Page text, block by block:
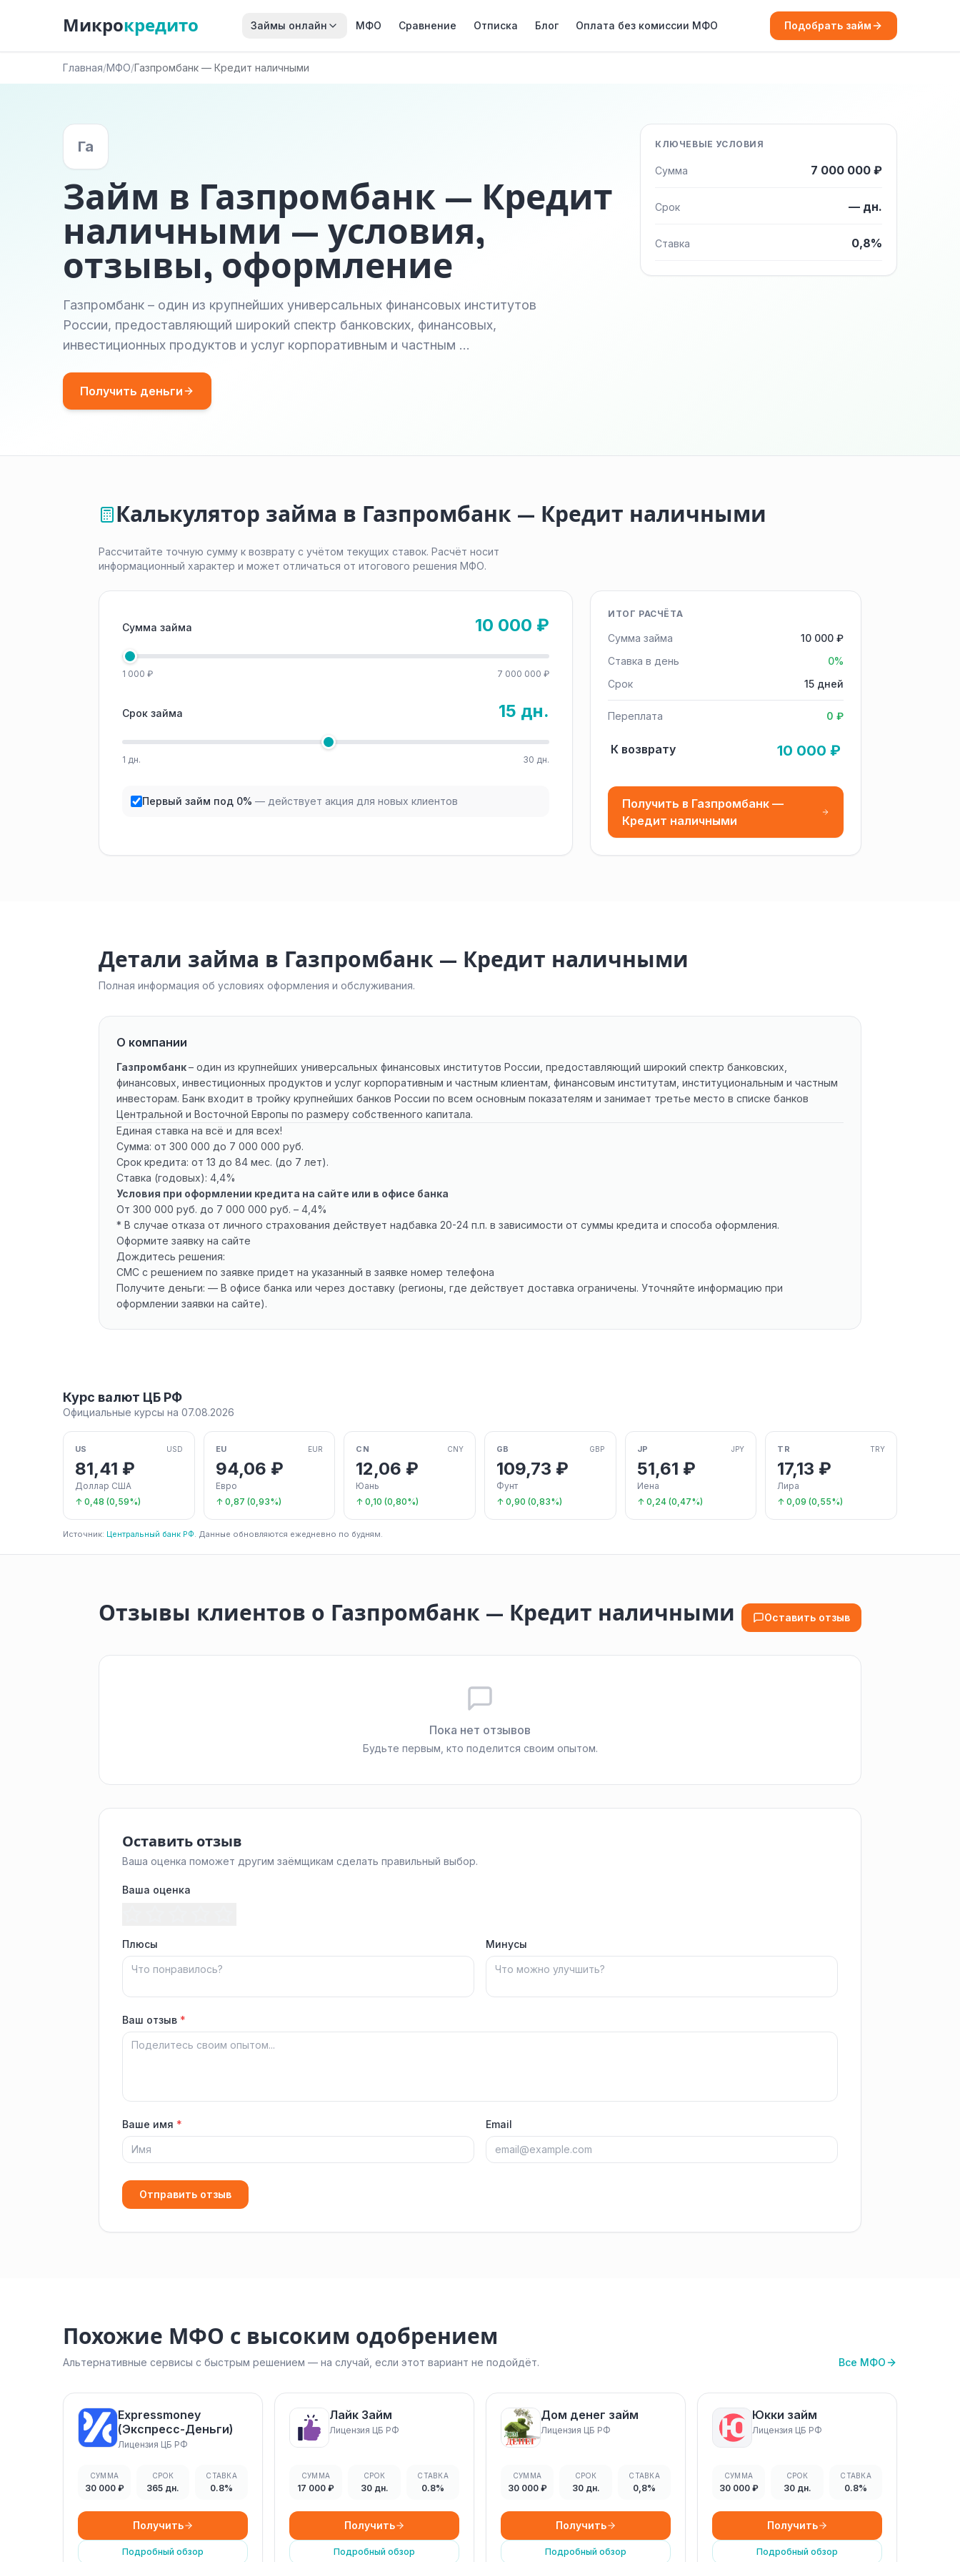
Микрокредито Займы онлайн МФО Сравнение Отписка Блог Оплата без комиссии МФО Подобрать займ
Главная/МФО/Газпромбанк — Кредит наличными
Га
Займ в Газпромбанк — Кредит
наличными — условия,
отзывы, оформление
Газпромбанк – один из крупнейших универсальных финансовых институтов
России, предоставляющий широкий спектр банковских, финансовых,
инвестиционных продуктов и услуг корпоративным и частным …
Получить деньги
КЛЮЧЕВЫЕ УСЛОВИЯ
Сумма 7 000 000 ₽
Срок — дн.
Ставка 0,8%
Калькулятор займа в Газпромбанк — Кредит наличными
Рассчитайте точную сумму к возврату с учётом текущих ставок. Расчёт носит
информационный характер и может отличаться от итогового решения МФО.
Сумма займа 10 000 ₽
1 000 ₽ 7 000 000 ₽
Срок займа 15 дн.
1 дн. 30 дн.
Первый займ под 0% — действует акция для новых клиентов
ИТОГ РАСЧЁТА
Сумма займа
10 000 ₽
Ставка в день
0%
Срок
15 дней
Переплата 0 ₽
К возврату 10 000 ₽
Получить в Газпромбанк —
Кредит наличными
Детали займа в Газпромбанк — Кредит наличными
Полная информация об условиях оформления и обслуживания.
О компании
Газпромбанк– один из крупнейших универсальных финансовых институтов России, предоставляющий широкий спектр банковских,
финансовых, инвестиционных продуктов и услуг корпоративным и частным клиентам, финансовым институтам, институциональным и частным
инвесторам. Банк входит в тройку крупнейших банков России по всем основным показателям и занимает третье место в списке банков
Центральной и Восточной Европы по размеру собственного капитала.
Единая ставка на всё и для всех!
Сумма: от 300 000 до 7 000 000 руб.
Срок кредита: от 13 до 84 мес. (до 7 лет).
Ставка (годовых): 4,4%
Условия при оформлении кредита на сайте или в офисе банка
От 300 000 руб. до 7 000 000 руб. – 4,4%
* В случае отказа от личного страхования действует надбавка 20-24 п.п. в зависимости от суммы кредита и способа оформления.
Оформите заявку на сайте
Дождитесь решения:
СМС с решением по заявке придет на указанный в заявке номер телефона
Получите деньги: — В офисе банка или через доставку (регионы, где действует доставка ограничены. Уточняйте информацию при
оформлении заявки на сайте).
Курс валют ЦБ РФ
Официальные курсы на 07.08.2026
US USD
81,41 ₽
Доллар США
↑ 0,48 (0,59%)
EU EUR
94,06 ₽
Евро
↑ 0,87 (0,93%)
CN CNY
12,06 ₽
Юань
↑ 0,10 (0,80%)
GB GBP
109,73 ₽
Фунт
↑ 0,90 (0,83%)
JP JPY
51,61 ₽
Иена
↑ 0,24 (0,47%)
TR TRY
17,13 ₽
Лира
↑ 0,09 (0,55%)
Источник: Центральный банк РФ. Данные обновляются ежедневно по будням.
Отзывы клиентов о Газпромбанк — Кредит наличными Оставить отзыв
Пока нет отзывов
Будьте первым, кто поделится своим опытом.
Оставить отзыв
Ваша оценка поможет другим заёмщикам сделать правильный выбор.
Ваша оценка
Плюсы Минусы
Ваш отзыв *
Ваше имя * Email
Отправить отзыв
Похожие МФО с высоким одобрением
Альтернативные сервисы с быстрым решением — на случай, если этот вариант не подойдёт. Все МФО
Expressmoney
(Экспресс-Деньги)
Лицензия ЦБ РФ
СУММА
30 000 ₽
СРОК
365 дн.
СТАВКА
0.8%
Получить
Подробный обзор
Лайк Займ
Лицензия ЦБ РФ
СУММА
17 000 ₽
СРОК
30 дн.
СТАВКА
0.8%
Получить
Подробный обзор
Дом денег займ
Лицензия ЦБ РФ
СУММА
30 000 ₽
СРОК
30 дн.
СТАВКА
0,8%
Получить
Подробный обзор
Юкки займ
Лицензия ЦБ РФ
СУММА
30 000 ₽
СРОК
30 дн.
СТАВКА
0.8%
Получить
Подробный обзор